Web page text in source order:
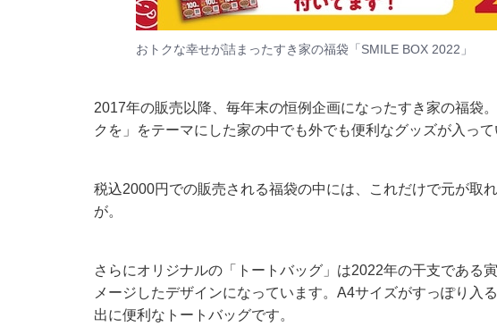
おトクな幸せが詰まったすき家の福袋「SMILE BOX 2022」
2017年の販売以降、毎年末の恒例企画になったすき家の福袋
クを」をテーマにした家の中でも外でも便利なグッズが入って
税込2000円での販売される福袋の中には、これだけで元が取
が。
さらにオリジナルの「トートバッグ」は2022年の干支である
メージしたデザインになっています。A4サイズがすっぽり入
出に便利なトートバッグです。